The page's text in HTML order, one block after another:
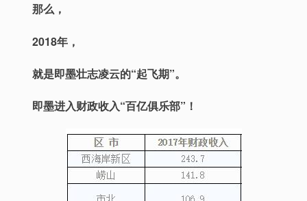
那么，
2018年，
就是即墨壮志凌云的“起飞期”。
即墨进入财政收入“百亿俱乐部”！